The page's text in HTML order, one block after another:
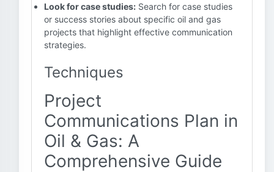
Look for case studies: Search for case studies
or success stories about specific oil and gas
projects that highlight effective communication
strategies.
Techniques
Project
Communications Plan in
Oil & Gas: A
Comprehensive Guide